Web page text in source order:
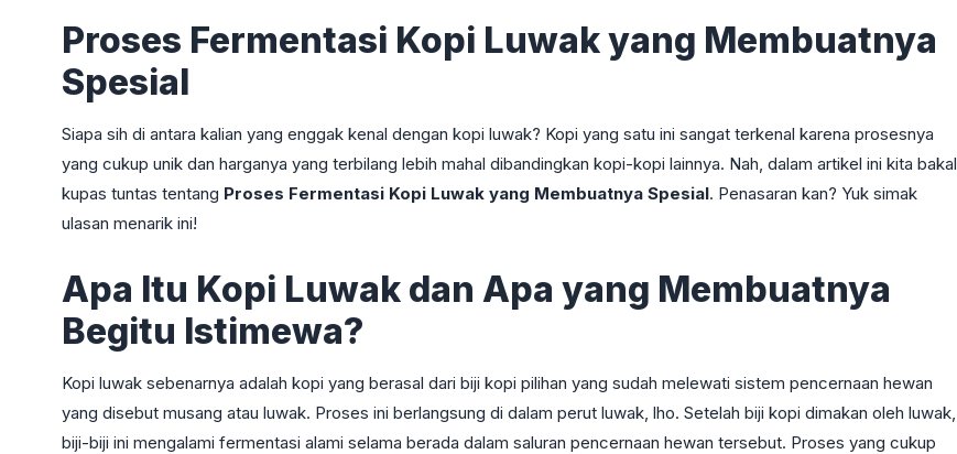
Proses Fermentasi Kopi Luwak yang Membuatnya
Spesial
Siapa sih di antara kalian yang enggak kenal dengan kopi luwak? Kopi yang satu ini sangat terkenal karena prosesnya
yang cukup unik dan harganya yang terbilang lebih mahal dibandingkan kopi-kopi lainnya. Nah, dalam artikel ini kita bakal
kupas tuntas tentang Proses Fermentasi Kopi Luwak yang Membuatnya Spesial. Penasaran kan? Yuk simak
ulasan menarik ini!
Apa Itu Kopi Luwak dan Apa yang Membuatnya
Begitu Istimewa?
Kopi luwak sebenarnya adalah kopi yang berasal dari biji kopi pilihan yang sudah melewati sistem pencernaan hewan
yang disebut musang atau luwak. Proses ini berlangsung di dalam perut luwak, lho. Setelah biji kopi dimakan oleh luwak,
biji-biji ini mengalami fermentasi alami selama berada dalam saluran pencernaan hewan tersebut. Proses yang cukup